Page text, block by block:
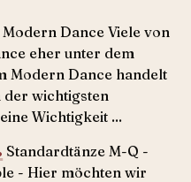
Modern Dance Viele von
eher unter dem
Modern Dance handelt
der wichtigsten
Wichtigkeit ...
Standardtänze M-Q -
- Hier möchten wir